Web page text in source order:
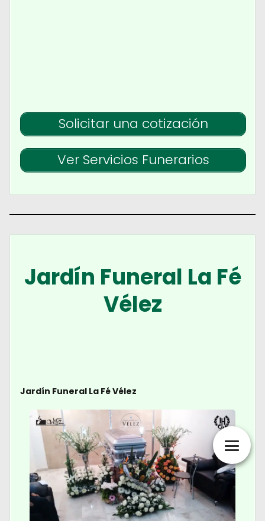
Solicitar una cotización
Ver Servicios Funerarios
Jardín Funeral La Fé
Vélez
Jardín Funeral La Fé Vélez